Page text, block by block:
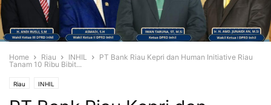
Home Riau INHIL
PT Bank Riau Kepri dan Human Initiative Riau
Tanam 10 Ribu Bibit...
Riau INHIL